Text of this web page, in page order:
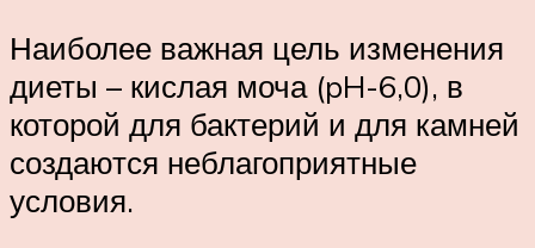
Наиболее важная цель изменения
диеты – кислая моча (pH-6,0), в
которой для бактерий и для камней
создаются неблагоприятные
условия.